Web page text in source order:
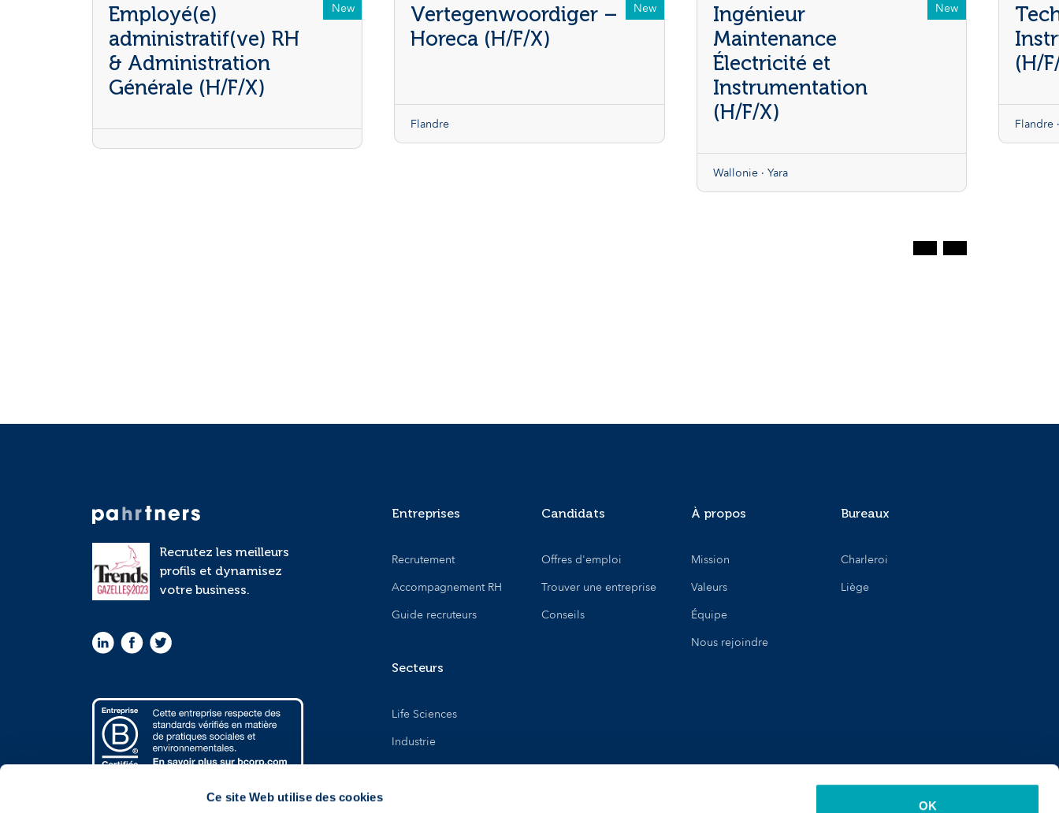
Ce site Web utilise des cookies
OK
Employé(e)
administratif(ve) RH
& Administration
Générale (H/F/X)
New
Vertegenwoordiger –
Horeca (H/F/X)
New
Flandre
Ingénieur
Maintenance
Électricité et
Instrumentation
(H/F/X)
New
Wallonie · Yara
(H/
Flandre
Recrutez les meilleurs
profils et dynamisez
votre business.
Entreprises
Recrutement
Accompagnement RH
Guide recruteurs
Secteurs
Life Sciences
Industrie
Innovations &
Candidats
Offres d'emploi
Trouver une entreprise
Conseils
À propos
Mission
Valeurs
Équipe
Nous rejoindre
Bureaux
Charleroi
Liège